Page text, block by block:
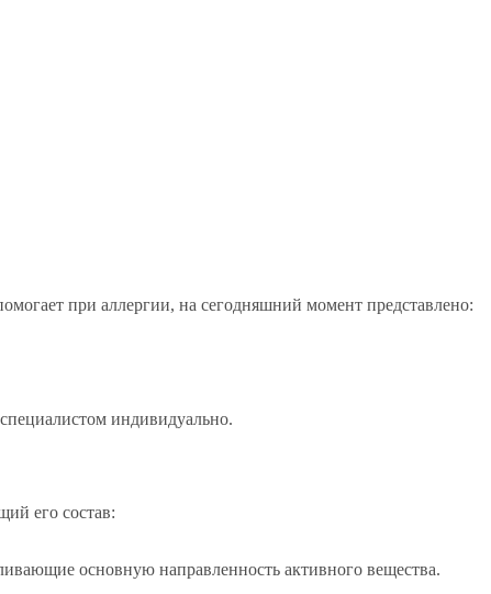
при аллергии, на сегодняшний момент представлено:
индивидуально.
его состав:
основную направленность активного вещества.